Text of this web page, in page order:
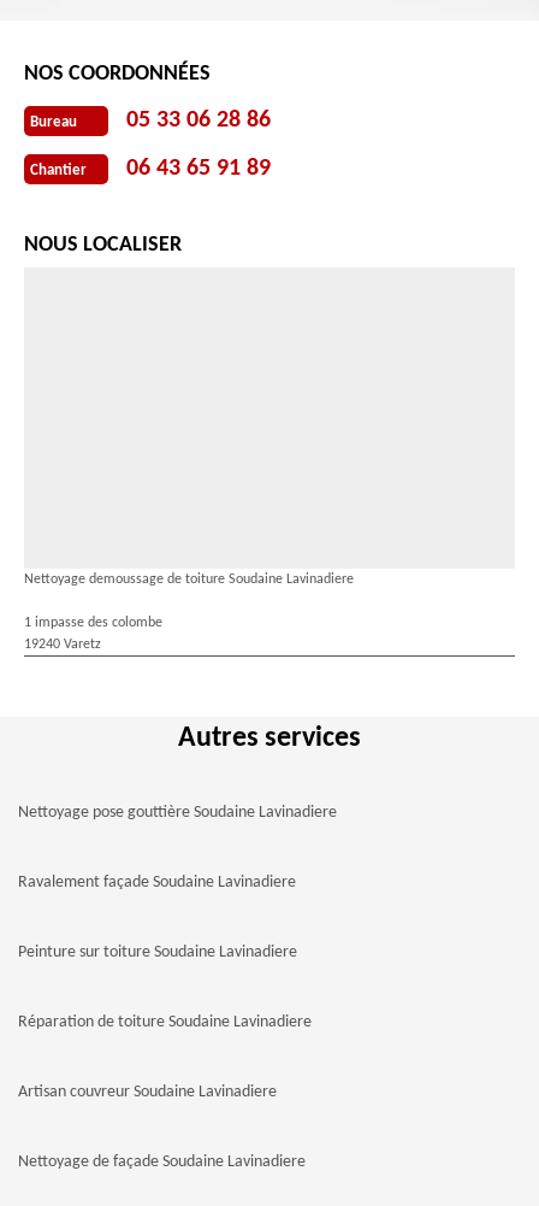
NOS COORDONNÉES
Bureau 05 33 06 28 86
Chantier 06 43 65 91 89
NOUS LOCALISER
Nettoyage demoussage de toiture Soudaine Lavinadiere
1 impasse des colombe
19240 Varetz
Autres services
Nettoyage pose gouttière Soudaine Lavinadiere
Ravalement façade Soudaine Lavinadiere
Peinture sur toiture Soudaine Lavinadiere
Réparation de toiture Soudaine Lavinadiere
Artisan couvreur Soudaine Lavinadiere
Nettoyage de façade Soudaine Lavinadiere